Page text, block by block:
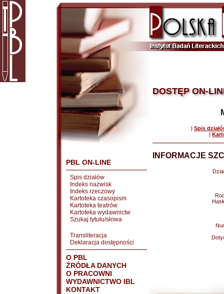
PBL ON-LINE
Spis działów
Indeks nazwisk
Indeks rzeczowy
Kartoteka czasopism
Kartoteka teatrów
Kartoteka wydawnictw
Szukaj tytułu/słowa
Transliteracja
Deklaracja dostępności
O PBL
ŹRÓDŁA DANYCH
O PRACOWNI
WYDAWNICTWO IBL
KONTAKT
DOSTĘP ON-
| Spis
|
INFORMACJE